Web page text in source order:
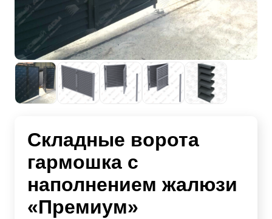
Складные ворота
гармошка с
наполнением жалюзи
«Премиум»